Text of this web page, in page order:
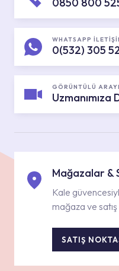
WHATSAPP
0(532) 305
GÖRÜNTÜLÜ
Uzmanımıza
Mağazalar &
Kale
mağaza ve
SATIŞ